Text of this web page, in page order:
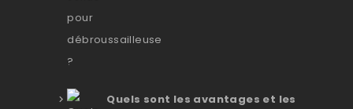
Quels sont les avantages et les